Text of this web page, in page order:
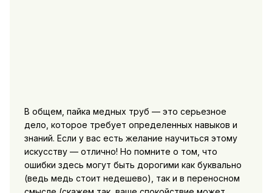
В общем, пайка медных труб — это серьезное
дело, которое требует определенных навыков и
знаний. Если у вас есть желание научиться этому
искусству — отлично! Но помните о том, что
ошибки здесь могут быть дорогими как буквально
(ведь медь стоит недешево), так и в переносном